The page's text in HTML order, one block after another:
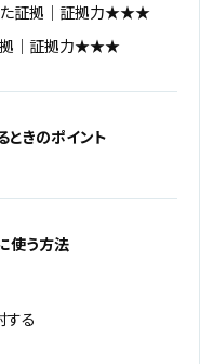
た証拠｜証拠力★★★
拠｜証拠力★★★
ときのポイント
使う方法
する